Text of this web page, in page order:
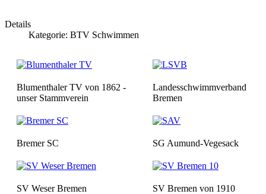
Details
Kategorie: BTV Schwimmen
Blumenthaler TV von 1862 -
unser Stammverein
Landesschwimmverband
Bremen
Bremer SC SG Aumund-Vegesack
SV Weser Bremen SV Bremen von 1910